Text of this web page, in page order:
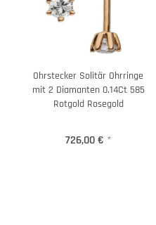
Ohrstecker Solitär Ohrringe
mit 2 Diamanten 0.14Ct 585
Rotgold Rosegold
726,00 € *